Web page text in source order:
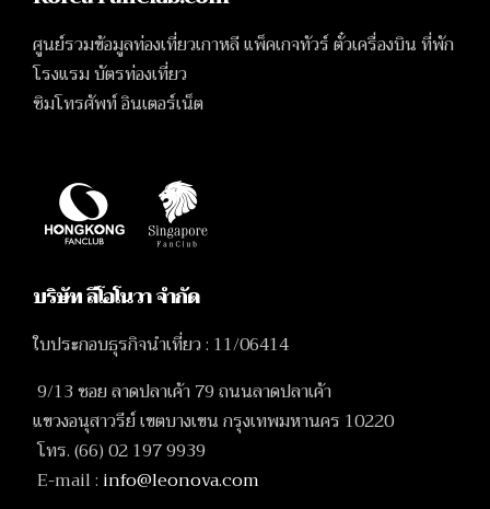
ศูนย์รวมข้อมูลท่องเที่ยวเกาหลี แพ็คเกจทัวร์ ตั๋วเครื่องบิน ที่พัก
โรงแรม บัตรท่องเที่ยว
ซิมโทรศัพท์ อินเตอร์เน็ต
บริษัท ลีโอโนวา จำกัด
ใบประกอบธุรกิจนำเที่ยว : 11/06414
9/13 ซอย ลาดปลาเค้า 79 ถนนลาดปลาเค้า
แขวงอนุสาวรีย์ เขตบางเขน กรุงเทพมหานคร 10220
โทร. (66) 02 197 9939
E-mail : info@leonova.com